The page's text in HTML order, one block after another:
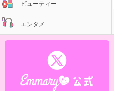
ビューティー
エンタメ